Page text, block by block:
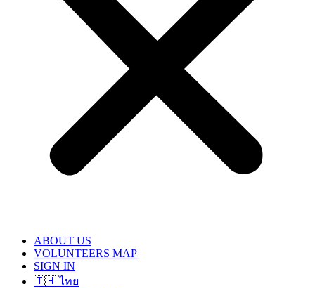
ABOUT US
VOLUNTEERS MAP
SIGN IN
🇹🇭 ไทย